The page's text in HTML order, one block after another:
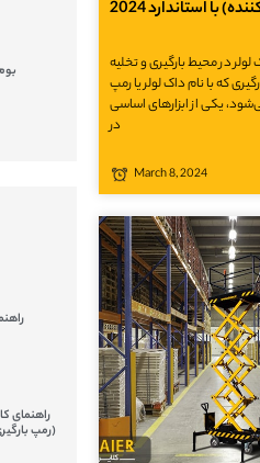
راهنمای
(رمپ
با استاندارد 2024
در محیط بارگیری و تخلیه
که با نام داک لولر یا رمپ
یکی از ابزارهای اساسی
در
March 8, 2024